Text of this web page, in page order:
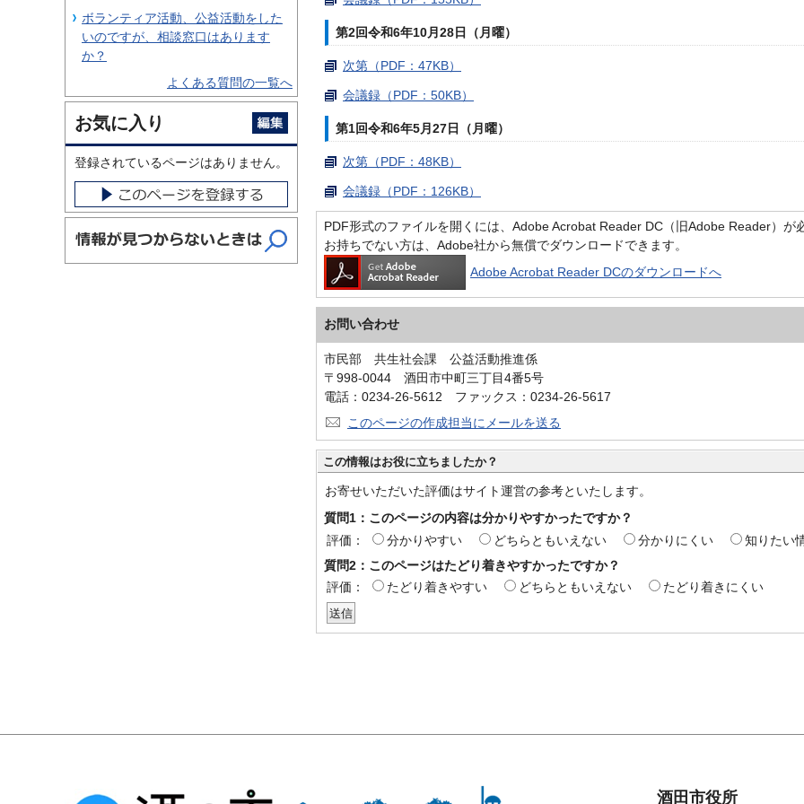
第2回令和6年10月28日（月曜）
次第（PDF：47KB）
会議録（PDF：50KB）
第1回令和6年5月27日（月曜）
次第（PDF：48KB）
会議録（PDF：126KB）
PDF形式のファイルを開くには、Adobe Acrobat Reader DC（旧Adobe Reader）が
お持ちでない方は、Adobe社から無償でダウンロードできます。
Adobe Acrobat Reader DCのダウンロードへ
お問い合わせ
市民部 共生社会課 公益活動推進係
〒998-0044 酒田市中町三丁目4番5号
電話：0234-26-5612 ファックス：0234-26-5617
このページの作成担当にメールを送る
この情報はお役に立ちましたか？
お寄せいただいた評価はサイト運営の参考といたします。
質問1：このページの内容は分かりやすかったですか？
評価：
分かりやすい どちらともいえない 分かりにくい
知りたい
質問2：このページはたどり着きやすかったですか？
評価：
たどり着きやすい どちらともいえない たどり着きにくい
ボランティア活動、公益活動をした
いのですが、相談窓口はあります
か？
よくある質問の一覧へ
お気に入り
登録されているページはありません。
酒田市役所